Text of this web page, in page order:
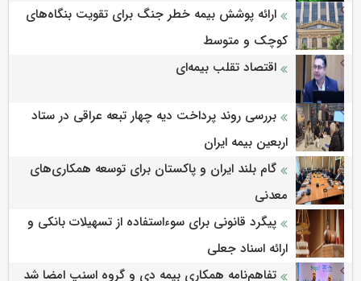
ارائه پوشش بیمه خطر جنگ برای تقویت بنگاه‌های
کوچک و متوسط
اقتصاد تقلب بیمه‌ای
بررسی روند پرداخت دیه چهار تبعه عراقی در ستاد
اربعین بیمه ایران
گام بلند ایران و پاکستان برای توسعه همکاری‌های
معدنی
پیگرد قانونی برای سوءاستفاده از تسهیلات بانکی و
ارائه اسناد جعلی
تفاهم‌نامه همکاری بیمه دی و گروه اسنپ امضا شد